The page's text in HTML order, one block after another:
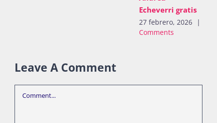
Echeverri gratis
27 febrero, 2026 |
0
Comments
Leave A Comment
Comment